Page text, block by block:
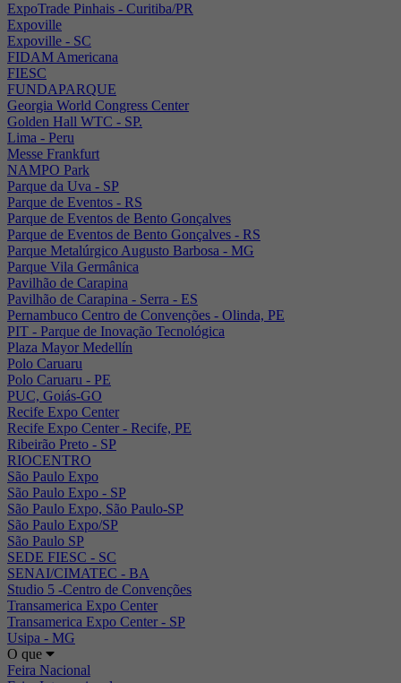
ExpoTrade Pinhais - Curitiba/PR
Expoville
Expoville - SC
FIDAM Americana
FIESC
FUNDAPARQUE
Georgia World Congress Center
Golden Hall WTC - SP.
Lima - Peru
Messe Frankfurt
NAMPO Park
Parque da Uva - SP
Parque de Eventos - RS
Parque de Eventos de Bento Gonçalves
Parque de Eventos de Bento Gonçalves - RS
Parque Metalúrgico Augusto Barbosa - MG
Parque Vila Germânica
Pavilhão de Carapina
Pavilhão de Carapina - Serra - ES
Pernambuco Centro de Convenções - Olinda, PE
PIT - Parque de Inovação Tecnológica
Plaza Mayor Medellín
Polo Caruaru
Polo Caruaru - PE
PUC, Goiás-GO
Recife Expo Center
Recife Expo Center - Recife, PE
Ribeirão Preto - SP
RIOCENTRO
São Paulo Expo
São Paulo Expo - SP
São Paulo Expo, São Paulo-SP
São Paulo Expo/SP
São Paulo SP
SEDE FIESC - SC
SENAI/CIMATEC - BA
Studio 5 -Centro de Convenções
Transamerica Expo Center
Transamerica Expo Center - SP
Usipa - MG
O que
Feira Nacional